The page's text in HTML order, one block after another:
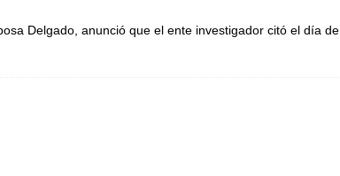
vinculado al entramado empresarial JUDICIALES
Delgado, anunció que el ente investigador citó el día de